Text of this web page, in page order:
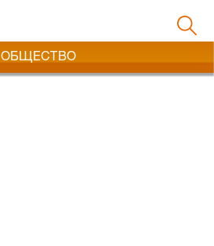
ОБЩЕСТВО